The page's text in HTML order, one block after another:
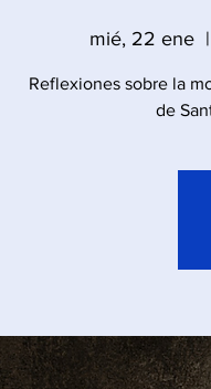
mié, 22 ene
  |
Reflexiones sobre la
de